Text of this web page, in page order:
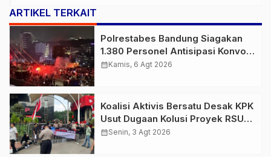
ARTIKEL TERKAIT
Polrestabes Bandung Siagakan
1.380 Personel Antisipasi Konvoi
Bobotoh Usai Final Piala Presiden
calendar_monthKamis, 6 Agt 2026
Koalisi Aktivis Bersatu Desak KPK
Usut Dugaan Kolusi Proyek RSUD
Kolaka Timur, Sejumlah Pejabat
calendar_monthSenin, 3 Agt 2026